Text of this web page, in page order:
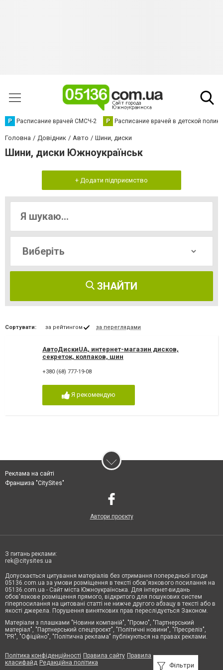
Р Расписание врачей СМСЧ-2 Р Расписание врачей в детской
Головна Довідник Авто Шини, диски
Шини, диски Южноукраїнськ
+ Додати підприємство
ЗНАЙТИ
Сортувати: за рейтингом за переглядами
АвтоДискиUA, интернет-магазин дисков,
секреток, колпаков, шин
+380 (68) 777-19-08
Я рекомендую
Фільтри
Реклама на сайті
Франшиза "CitySites"
Автори проєкту
З питань реклами:
rek@citysites.ua
Допускається цитування матеріалів без отримання попередньої згоди
05136.com.ua за умови розміщення в тексті обов'язкового посилання на
05136.com.ua - Сайт міста Южноукраїнська. Для інтернет-видань
обов'язкове розміщення прямого, відкритого для пошукових систем
гіперпосилання на цитовані статті не нижче другого абзацу в тексті або в
якості джерела. Порушення виняткових прав переслідується Законом.
Матеріали з плашками "Новини компаній", "Промо", "Партнерський
матеріал", "Партнерський спецпроєкт", "Політичні новини", "Пресреліз",
"PR", "Офіційно", "Політична реклама" публікуються на правах реклами.
Політика конфіденційності Правила сайту Правила
класифайд Редакційна політика